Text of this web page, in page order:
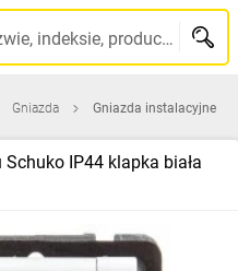
Szukaj po nazwie, indeksie, producencie, kodzie kreskowym...
Gniazda Gniazda instalacyjne
IP44 klapka biała